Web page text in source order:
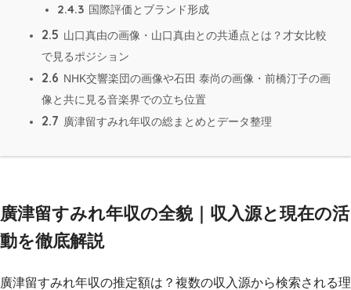
2.4.3 国際評価とブランド形成
2.5 山口真由の画像・山口真由との共通点とは？才女比較
で見るポジション
2.6 NHK交響楽団の画像や石田 泰尚の画像・前橋汀子の画
像と共に見る音楽界での立ち位置
2.7 廣津留すみれ年収の総まとめとデータ整理
廣津留すみれ年収の全貌｜収入源と現在の活
動を徹底解説
廣津留すみれ年収の推定額は？複数の収入源から検索される理